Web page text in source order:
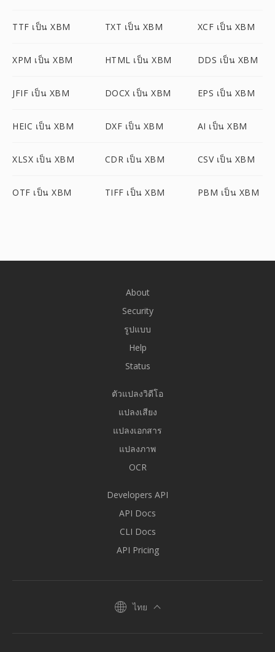
TTF เป็น XBM TXT เป็น XBM XCF เป็น XBM
XPM เป็น XBM HTML เป็น XBM DDS เป็น XBM
JFIF เป็น XBM DOCX เป็น XBM EPS เป็น XBM
HEIC เป็น XBM DXF เป็น XBM AI เป็น XBM
XLSX เป็น XBM CDR เป็น XBM CSV เป็น XBM
OTF เป็น XBM TIFF เป็น XBM PBM เป็น XBM
About
Security
รูปแบบ
Help
Status
ตัวแปลงวิดีโอ
แปลงเสียง
แปลงเอกสาร
แปลงภาพ
OCR
Developers API
API Docs
CLI Docs
API Pricing
ไทย